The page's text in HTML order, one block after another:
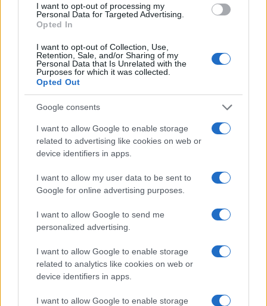
I want to opt-out of processing my
Personal Data for Targeted Advertising.
Opted In
I want to opt-out of Collection, Use,
Retention, Sale, and/or Sharing of my
Personal Data that Is Unrelated with the
Purposes for which it was collected.
Opted Out
Google consents
I want to allow Google to enable storage
related to advertising like cookies on web or
device identifiers in apps.
I want to allow my user data to be sent to
Google for online advertising purposes.
I want to allow Google to send me
personalized advertising.
I want to allow Google to enable storage
related to analytics like cookies on web or
device identifiers in apps.
I want to allow Google to enable storage
CSI Bergamo: Tra Corsi, Eventi e Protezione dei Dati
Personali
Francesca Lombardi · 29 Lug 2026